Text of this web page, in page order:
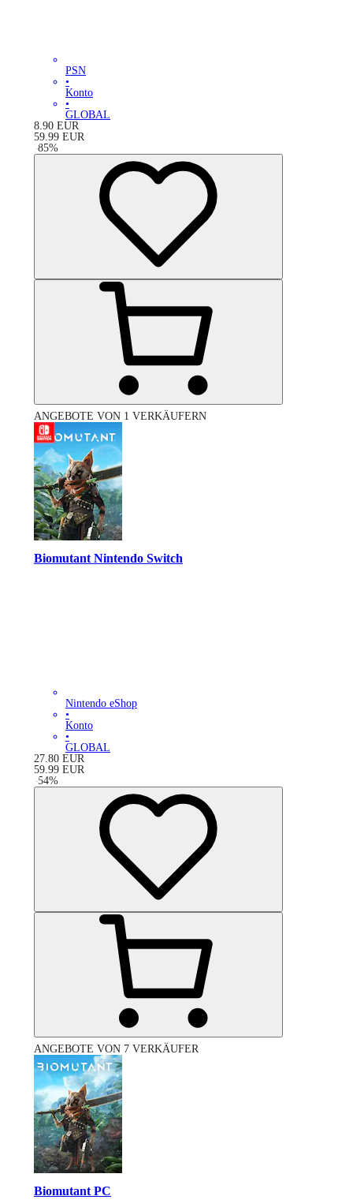
PSN
•
Konto
•
GLOBAL
8.90 EUR
59.99 EUR
-85%
ANGEBOTE VON 1 VERKÄUFERN
Biomutant Nintendo Switch
Nintendo eShop
•
Konto
•
GLOBAL
27.80 EUR
59.99 EUR
-54%
ANGEBOTE VON 7 VERKÄUFER
Biomutant PC